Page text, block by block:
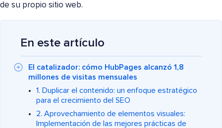
de su propio sitio web.
En este artículo
El catalizador: cómo HubPages alcanzó 1,8
millones de visitas mensuales
1. Duplicar el contenido: un enfoque estratégico
para el crecimiento del SEO
2. Aprovechamiento de elementos visuales:
Implementación de las mejores prácticas de